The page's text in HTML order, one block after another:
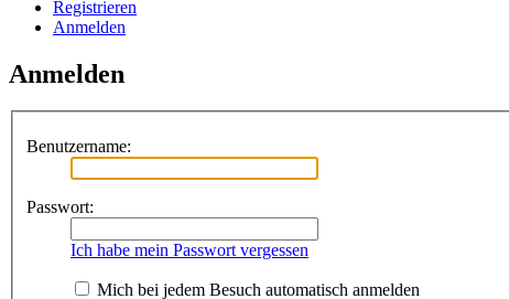
Registrieren
Anmelden
Anmelden
Benutzername:
Passwort:
Ich habe mein Passwort vergessen
Mich bei jedem Besuch automatisch anmelden